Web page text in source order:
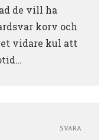
de vill ha
korv och
vidare kul att
SVARA